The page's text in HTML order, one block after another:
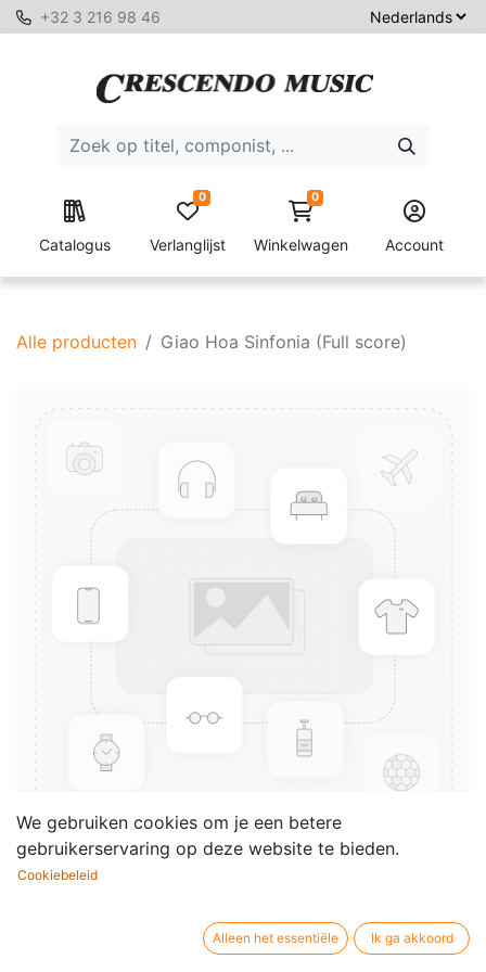
+32 3 216 98 46
Catalogus Verlanglijst
0 0
Winkelwagen Account
Alle producten Giao Hoa Sinfonia (Full score)
Giao Hoa Sinfonia (Full score)
Dao
We gebruiken cookies om je een betere
gebruikerservaring op deze website te bieden.
Cookiebeleid
Alleen het essentiële Ik ga akkoord